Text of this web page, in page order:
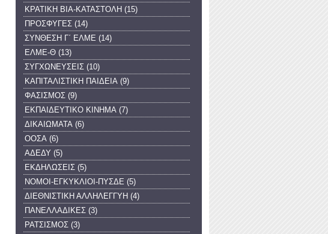
ΚΡΑΤΙΚΗ ΒΙΑ-ΚΑΤΑΣΤΟΛΗ (15)
ΠΡΟΣΦΥΓΕΣ (14)
ΣΥΝΘΕΣΗ Γ΄ ΕΛΜΕ (14)
ΕΛΜΕ-Θ (13)
ΣΥΓΧΩΝΕΥΣΕΙΣ (10)
ΚΑΠΙΤΑΛΙΣΤΙΚΗ ΠΑΙΔΕΙΑ (9)
ΦΑΣΙΣΜΟΣ (9)
ΕΚΠΑΙΔΕΥΤΙΚΟ ΚΙΝΗΜΑ (7)
ΔΙΚΑΙΩΜΑΤΑ (6)
ΟΟΣΑ (6)
ΑΔΕΔΥ (5)
ΕΚΔΗΛΩΣΕΙΣ (5)
ΝΟΜΟΙ-ΕΓΚΥΚΛΙΟΙ-ΠΥΣΔΕ (5)
ΔΙΕΘΝΙΣΤΙΚΗ ΑΛΛΗΛΕΓΓΥΗ (4)
ΠΑΝΕΛΛΑΔΙΚΕΣ (3)
ΡΑΤΣΙΣΜΟΣ (3)